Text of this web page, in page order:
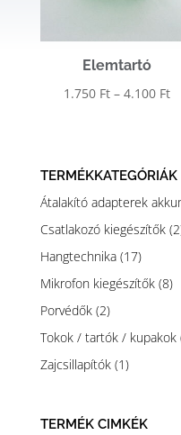
Elemtartó
1.750 Ft – 4.100 Ft
TERMÉKKATEGÓRIÁK
Átalakító adapterek
Csatlakozó kiegészítők
Hangtechnika (17)
Mikrofon kiegészítők (8)
Porvédők (2)
Tokok / tartók / kupakok
Zajcsillapítók (1)
TERMÉK CIMKÉK